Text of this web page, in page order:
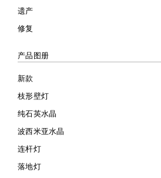
遗产
修复
产品图册
新款
枝形壁灯
纯石英水晶
波西米亚水晶
连杆灯
落地灯